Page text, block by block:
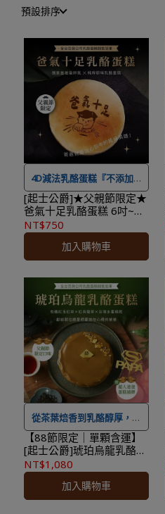
預設排序
4D減法乳酪蛋糕『不添加奶
油、鮮奶油、澱粉、水』
★最快出貨日，目前為付款
日+4個工作天
十九條所定之合理例外情事
「保存期限較短商品」，於
收受商品後將無法享有七天
猶豫期之權益且不得辦理退
貨。
★本商品不適用 ＃線上優惠
券及紅利點數折抵，可累積
紅利點數
★本限台灣本島配送，如有
離島需求請洽小編運費另計
★本商品恕不配合滿額贈&
加價購。
[起士公爵]★父親節限定★
爸氣十足乳酪蛋糕 6吋~附
父親節插牌
NT$750
加入購物車
從茶葉焙香到乳酪醇厚，一
口品味層層回甘的成熟韻味
★最快出貨日，目前為付款
日+4個工作天
★本商品性質具備消保法第
【88節限定｜單顆含運】
[起士公爵]琥珀烏龍乳酪蛋
糕 6吋｜附父親節插牌、提
袋、盤叉｜生日蛋糕/父親
NT$1,080
加入購物車